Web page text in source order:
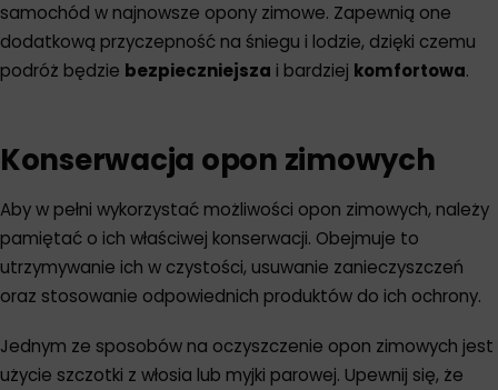
samochód w najnowsze opony zimowe. Zapewnią one
dodatkową przyczepność na śniegu i lodzie, dzięki czemu
podróż będzie bezpieczniejsza i bardziej komfortowa.
Konserwacja opon zimowych
Aby w pełni wykorzystać możliwości opon zimowych, należy
pamiętać o ich właściwej konserwacji. Obejmuje to
utrzymywanie ich w czystości, usuwanie zanieczyszczeń
oraz stosowanie odpowiednich produktów do ich ochrony.
Jednym ze sposobów na oczyszczenie opon zimowych jest
użycie szczotki z włosia lub myjki parowej. Upewnij się, że